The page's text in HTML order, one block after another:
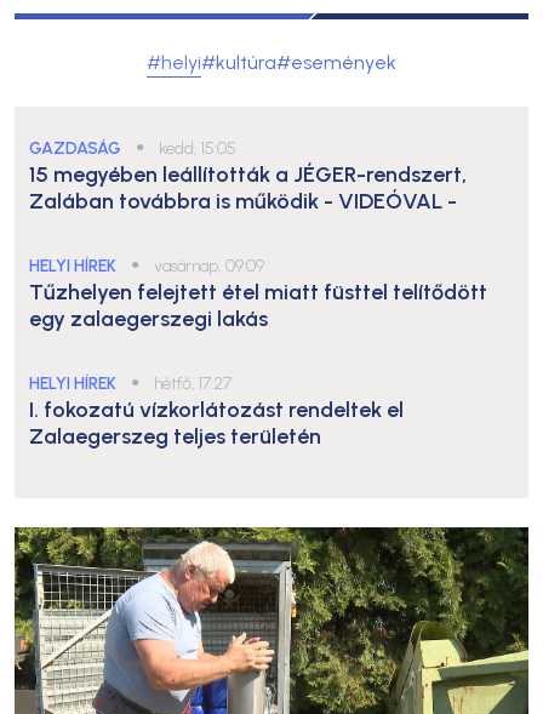
#helyi#kultúra#események
GAZDASÁG ● kedd, 15:05
15 megyében leállították a JÉGER-rendszert,
Zalában továbbra is működik - VIDEÓVAL -
HELYI HÍREK ● vasárnap, 09:09
Tűzhelyen felejtett étel miatt füsttel telítődött
egy zalaegerszegi lakás
HELYI HÍREK ● hétfő, 17:27
I. fokozatú vízkorlátozást rendeltek el
Zalaegerszeg teljes területén